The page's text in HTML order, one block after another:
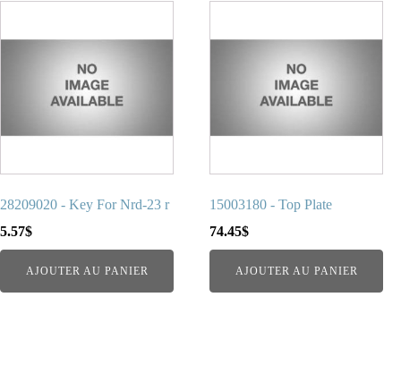
28209020 - Key For Nrd-23 r
5.57$
AJOUTER AU PANIER
15003180 - Top Plate
74.45$
AJOUTER AU PANIER